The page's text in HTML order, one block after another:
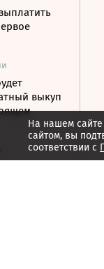
выкуп
На нашем
сайтом, вы
соответствии с